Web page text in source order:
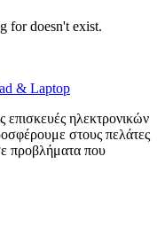
for doesn't exist.
επισκευές ηλεκτρονικών
στους πελάτες
προβλήματα που